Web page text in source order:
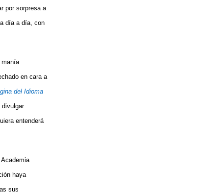
por sorpresa a
día a día, con
manía
en cara a
del Idioma
divulgar
entenderá
haya
sus